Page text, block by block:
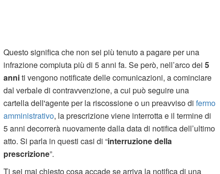
Questo significa che non sei più tenuto a pagare per una
infrazione compiuta più di 5 anni fa. Se però, nell’arco dei5
anniti vengono notificate delle comunicazioni, a cominciare
dal verbale di contravvenzione, a cui può seguire una
cartella dell'agente per la riscossione o un preavviso difermo
amministrativo, la prescrizione viene interrotta e il termine di
5 anni decorrerà nuovamente dalla data di notifica dell’ultimo
atto. Si parla in questi casi di “interruzione della
prescrizione”.
Ti sei mai chiesto cosa accade se arriva la notifica di una